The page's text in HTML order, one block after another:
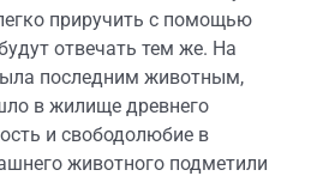
приручить с помощью
отвечать тем же. На
последним животным,
в жилище древнего
и свободолюбие в
животного подметили